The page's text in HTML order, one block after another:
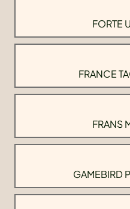
FORTE
FRANCE
FRANS
GAMEBIRD